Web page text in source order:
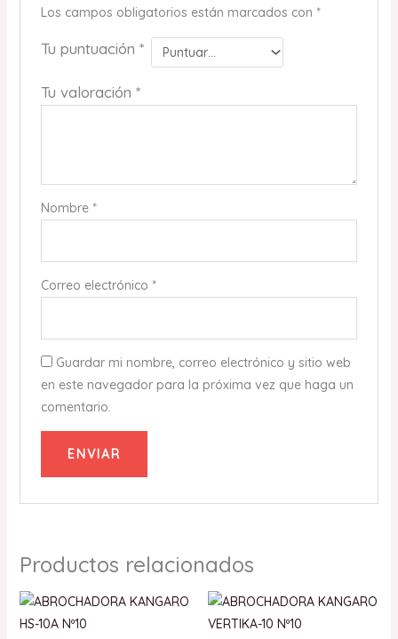
Los campos obligatorios están marcados con *
Tu puntuación *
Tu valoración *
Nombre *
Correo electrónico *
Guardar mi nombre, correo electrónico y sitio web
en este navegador para la próxima vez que haga un
comentario.
Productos relacionados